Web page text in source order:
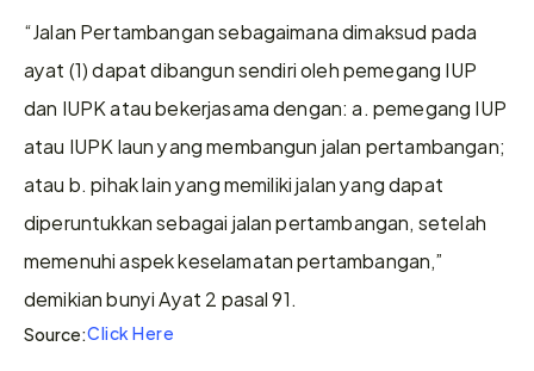
“Jalan Pertambangan sebagaimana dimaksud pada
ayat (1) dapat dibangun sendiri oleh pemegang IUP
dan IUPK atau bekerjasama dengan: a. pemegang IUP
atau IUPK laun yang membangun jalan pertambangan;
atau b. pihak lain yang memiliki jalan yang dapat
diperuntukkan sebagai jalan pertambangan, setelah
memenuhi aspek keselamatan pertambangan,”
demikian bunyi Ayat 2 pasal 91.
Source:Click Here